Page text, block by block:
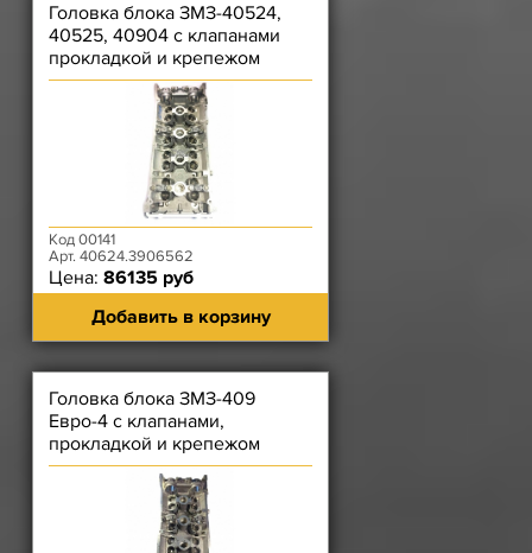
Головка блока ЗМЗ-40524,
40525, 40904 с клапанами
прокладкой и крепежом
Код 00141
Арт. 40624.3906562
Цена: 86135 руб
Добавить в корзину
Головка блока ЗМЗ-409
Евро-4 с клапанами,
прокладкой и крепежом